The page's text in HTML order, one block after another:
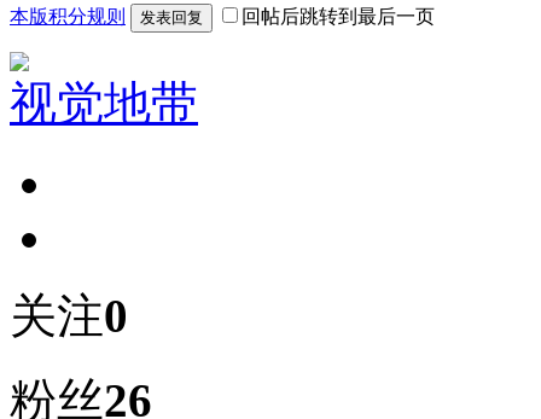
本版积分规则 发表回复 回帖后跳转到最后一页
视觉地带
关注0
粉丝26